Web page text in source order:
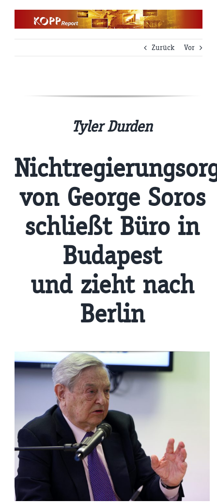
Zurück
Vor
Tyler Durden
von George Soros
schließt Büro in
Budapest
und zieht nach
Berlin